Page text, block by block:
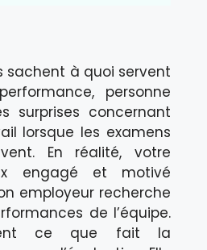
sachent à quoi servent
personne
surprises concernant
lorsque les examens
En réalité, votre
engagé et motivé
employeur recherche
de l’équipe.
ce que fait la